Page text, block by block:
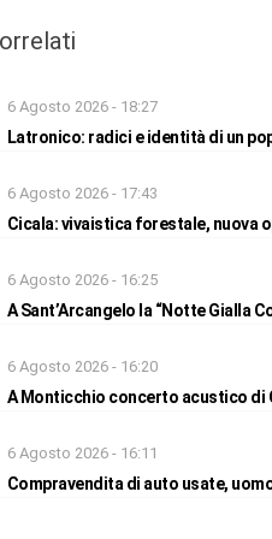
6 Agosto 2026 - 18:27
Latronico: radici e identità di un
6 Agosto 2026 - 17:43
Cicala: vivaistica forestale, nuova
6 Agosto 2026 - 16:25
A Sant’Arcangelo la “Notte Gialla
6 Agosto 2026 - 16:20
A Monticchio concerto acustico di
6 Agosto 2026 - 16:11
Compravendita di auto usate,